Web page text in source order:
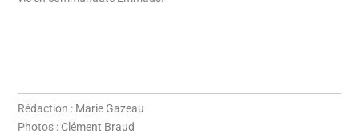
Rédaction : Marie Gazeau
Photos : Clément Braud